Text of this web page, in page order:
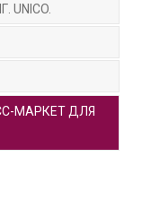
UNICO.
МАРКЕТ ДЛЯ